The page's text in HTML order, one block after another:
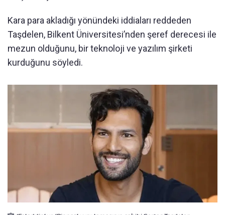
Kara para akladığı yönündeki iddiaları reddeden
Taşdelen, Bilkent Üniversitesi’nden şeref derecesi ile
mezun olduğunu, bir teknoloji ve yazılım şirketi
kurduğunu söyledi.